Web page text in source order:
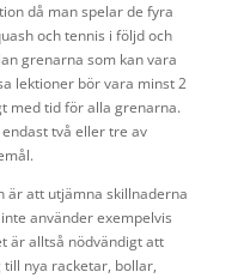
då man spelar de fyra
och tennis i följd och
grenarna som kan vara
lektioner bör vara minst 2
med tid för alla grenarna.
två eller tre av
är att utjämna skillnaderna
använder exempelvis
är alltså nödvändigt att
nya racketar, bollar,